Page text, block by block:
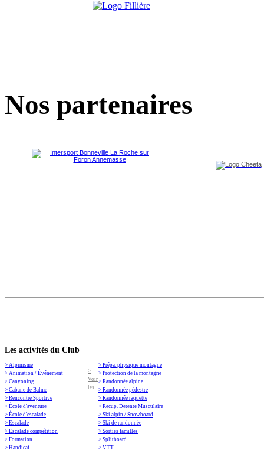
Nos partenaires
Les activités du Club
> Alpinisme
> Animation / Événement
> Canyoning
> Cabane de Balme
> Rencontre Sportive
> École d'aventure
> École d'escalade
> Escalade
> Escalade compétition
> Formation
> Handicaf
> Prépa. physique montagne
> Protection de la montagne
> Randonnée alpine
> Randonnée pédestre
> Randonnée raquette
> Recup. Detente Musculaire
> Ski alpin / Snowboard
> Ski de randonnée
> Sorties familles
> Splitboard
> VTT
>
Voir
les